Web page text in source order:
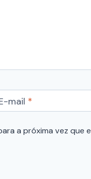
mail *
a próxima vez que